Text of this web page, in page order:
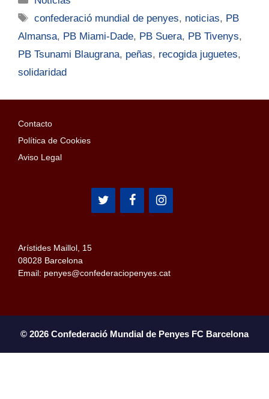
confederació mundial de penyes, noticias, PB
Almansa, PB Miami-Dade, PB Suera, PB Tivenys,
PB Tsunami Blaugrana, peñas, recogida juguetes,
solidaridad
Contacto
Política de Cookies
Aviso Legal
Arístides Maillol, 15
08028 Barcelona
Email: penyes@confederaciopenyes.cat
© 2026 Confederació Mundial de Penyes FC Barcelona